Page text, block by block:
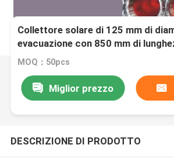
Collettore solare di 125 mm di
evacuazione con 850 mm di
MOQ：50pcs
Miglior prezzo
DESCRIZIONE DI PRODOTTO